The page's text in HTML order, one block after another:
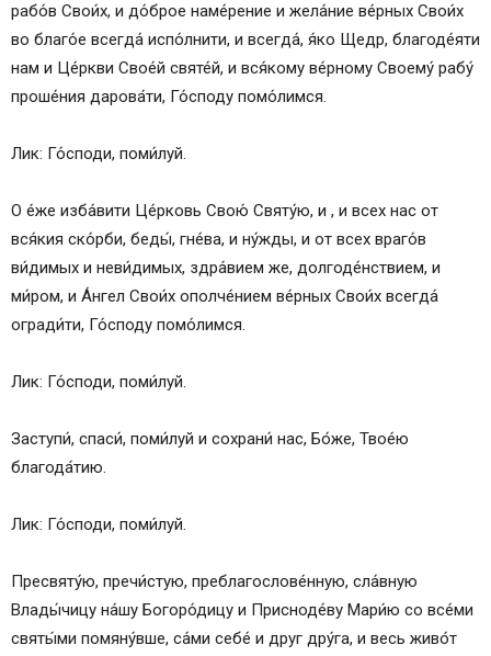
рабо́в Свои́х, и до́брое наме́рение и жела́ние ве́рных Свои́х
во благо́е всегда́ испо́лнити, и всегда́, я́ко Щедр, благоде́яти
нам и Це́ркви Свое́й святе́й, и вся́кому ве́рному Своему́ рабу́
проше́ния дарова́ти, Го́споду помо́лимся.
Лик: Го́споди, поми́луй.
О е́же изба́вити Це́рковь Свою́ Святу́ю, и , и всех нас от
вся́кия ско́рби, беды́, гне́ва, и ну́жды, и от всех враго́в
ви́димых и неви́димых, здра́вием же, долгоде́нствием, и
ми́ром, и А́нгел Свои́х ополче́нием ве́рных Свои́х всегда́
огради́ти, Го́споду помо́лимся.
Лик: Го́споди, поми́луй.
Заступи́, спаси́, поми́луй и сохрани́ нас, Бо́же, Твое́ю
благода́тию.
Лик: Го́споди, поми́луй.
Пресвяту́ю, пречи́стую, преблагослове́нную, сла́вную
Влады́чицу на́шу Богоро́дицу и Присноде́ву Мари́ю со все́ми
святы́ми помяну́вше, са́ми себе́ и друг дру́га, и весь живо́т